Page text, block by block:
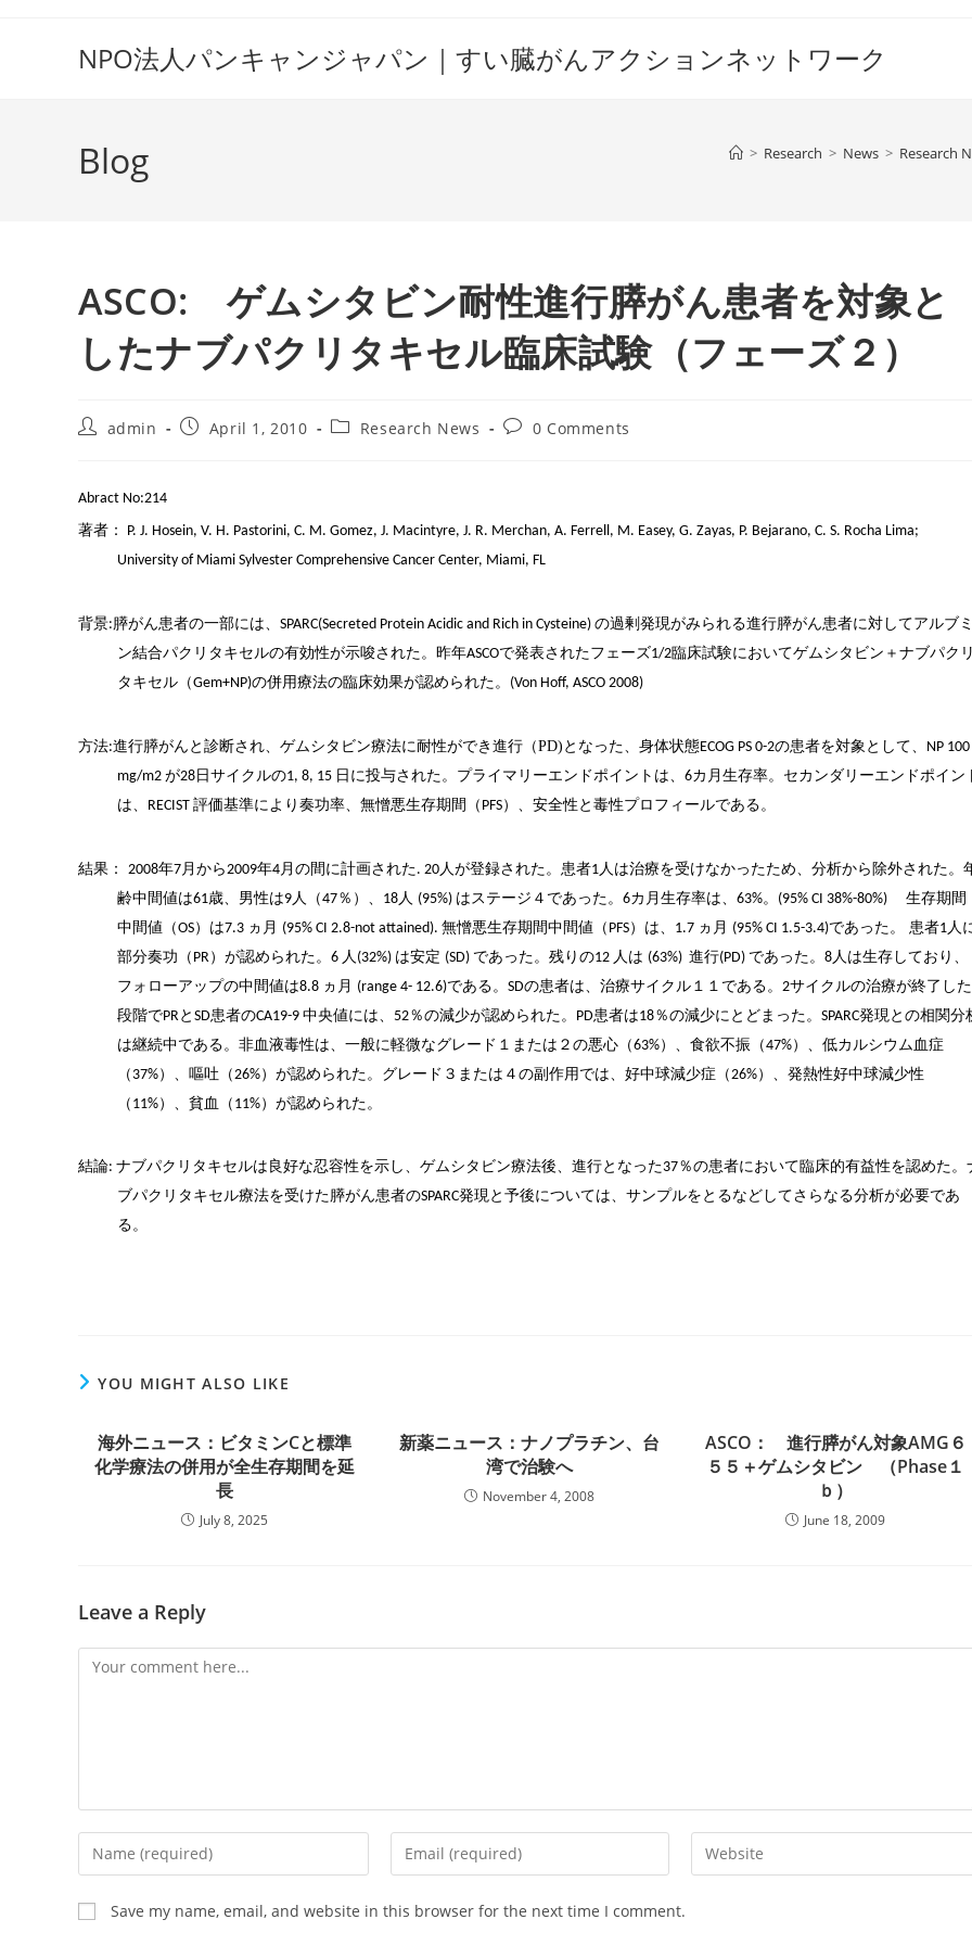
NPO法人パンキャンジャパン｜すい臓がんアクションネットワーク
Blog > Research > News > Research
ASCO: ゲムシタビン耐性進行膵がん患者を対象と
したナブパクリタキセル臨床試験 （フェーズ２）
Postadmin
PostApril 1, 2010
PostResearch News
Post0 Comments
Abract No:214
著者：
P. J. Hosein, V. H. Pastorini, C. M. Gomez, J. Macintyre, J. R. Merchan, A. Ferrell, M. Easey, G. Zayas, P. Bejarano, C. S. Rocha Lima;
University of Miami Sylvester Comprehensive Cancer Center, Miami, FL
背景:膵がん患者の一部には、 SPARC(Secreted Protein Acidic and Rich in Cysteine) の過剰発現がみられる進行膵がん患者に対してアルブミ
ン結合パクリタキセルの有効性が示唆された。昨年ASCOで発表されたフェーズ1/2臨床試験においてゲムシタビン＋ナブパクリ
タキセル（Gem+NP)の併用療法の臨床効果が認められた。 (Von Hoff, ASCO 2008)
方法:進行膵がんと診断され、ゲムシタビン療法に耐性ができ進行（PD)となった、身体状態ECOG PS 0-2の患者を対象として、
NP 100
mg/m2が28 日サイクルの1, 8, 15 日に投与された。プライマリーエンドポイントは、6カ月生存率。セカンダリーエンドポイン
は、
RECIST評価基準により奏功率、無憎悪生存期間（ PFS）、安全性と毒性プロフィールである。
結果： 2008年7 月から2009年4 月の間に計画された. 20 人が登録された。患者1 人は治療を受けなかったため、分析から除外された。
齢中間値は61歳、男性は9 人（47％）、 18 人 (95%) はステージ４であった。6カ月生存率は、63%。 (95% CI 38%-80%)
生存期間
中間値 （OS） は7.3 ヵ月 (95% CI 2.8-not attained).無憎悪生存期間中間値（ PFS）は、 1.7 ヵ月 (95% CI 1.5-3.4)であった。 患者1 人
部分奏功（ PR）が認められた。6 人 (32%) は安定 (SD) であった。残りの12 人は (63%)進行(PD) であった。8 人は生存しており、
フォローアップの中間値は8.8 ヵ月 (range 4- 12.6)である。SDの患者は、治療サイクル１１である。 2サイクルの治療が終了した
段階でPRとSD患者のCA19-9中央値には、 52％の減少が認められた。 PD患者は18％の減少にとどまった。SPARC発現との相関分
は継続中である。非血液毒性は、一般に軽微なグレード１または２の悪心（63%）、食欲不振（47%）、低カルシウム血症
（ 37%）、嘔吐（26%）が認められた。グレード３または４の副作用では、好中球減少症（26%）、発熱性好中球減少性
（ 11%）、貧血（ 11%）が認められた。
結論: ナブパクリタキセルは良好な忍容性を示し、ゲムシタビン療法後、進行となった37％の患者において臨床的有益性を認めた。
ブパクリタキセル療法を受けた膵がん患者のSPARC発現と予後については、サンプルをとるなどしてさらなる分析が必要であ
る。
YOU MIGHT ALSO LIKE
海外ニュース：ビタミンCと標準
化学療法の併用が全生存期間を延
長
July 8, 2025
新薬ニュース：ナノプラチン、台
湾で治験へ
November 4, 2008
ASCO： 進行膵がん対象AMG６
５５＋ゲムシタビン （Phase１
ｂ）
June 18, 2009
Leave a Reply
Comment
Enter
your
name
or
Enter
your
Enter
your
Save my name, email, and website in this browser for the next time I comment.